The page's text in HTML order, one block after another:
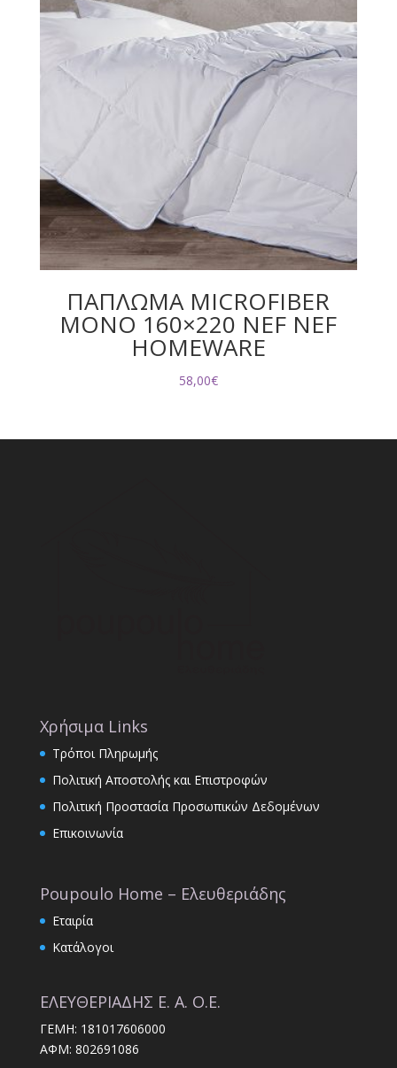
ΠΑΠΛΩΜΑ MICROFIBER
ΜΟΝΟ 160×220 NEF NEF
HOMEWARE
58,00€
Χρήσιμα Links
Τρόποι Πληρωμής
Πολιτική Αποστολής και Επιστροφών
Πολιτική Προστασία Προσωπικών Δεδομένων
Επικοινωνία
Poupoulo Home – Ελευθεριάδης
Εταιρία
Κατάλογοι
ΕΛΕΥΘΕΡΙΑΔΗΣ Ε. Α. Ο.Ε.
ΓΕΜΗ: 181017606000
ΑΦΜ: 802691086